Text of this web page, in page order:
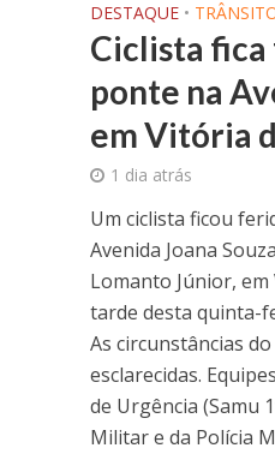
DESTAQUE •
Ciclista fica
ponte na
em Vitória
1 dia atrás
Um ciclista ficou
Avenida Joana
Lomanto Júnior,
tarde desta quinta-
As circunstâncias
esclarecidas.
de Urgência (Samu
Militar e da Polícia